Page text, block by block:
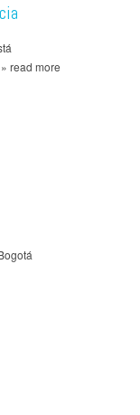
read more